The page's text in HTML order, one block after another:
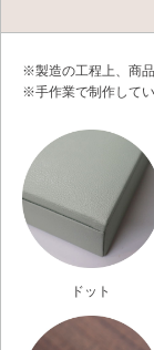
※製造の工程上、商
※手作業で制作して
ドット